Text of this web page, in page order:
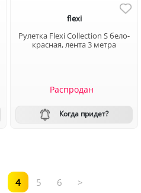
flexi
Рулетка Flexi Collection S бело-
красная, лента 3 метра
Распродан
Когда придет?
4 5 6 >